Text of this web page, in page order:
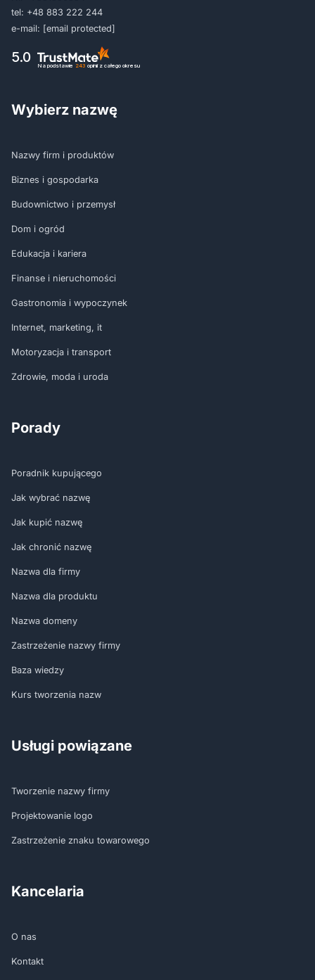
tel: +48 883 222 244
e-mail: [email protected]
5.0
Na podstawie 243 opinii z całego okresu
Wybierz nazwę
Nazwy firm i produktów
Biznes i gospodarka
Budownictwo i przemysł
Dom i ogród
Edukacja i kariera
Finanse i nieruchomości
Gastronomia i wypoczynek
Internet, marketing, it
Motoryzacja i transport
Zdrowie, moda i uroda
Porady
Poradnik kupującego
Jak wybrać nazwę
Jak kupić nazwę
Jak chronić nazwę
Nazwa dla firmy
Nazwa dla produktu
Nazwa domeny
Zastrzeżenie nazwy firmy
Baza wiedzy
Kurs tworzenia nazw
Usługi powiązane
Tworzenie nazwy firmy
Projektowanie logo
Zastrzeżenie znaku towarowego
Kancelaria
O nas
Kontakt